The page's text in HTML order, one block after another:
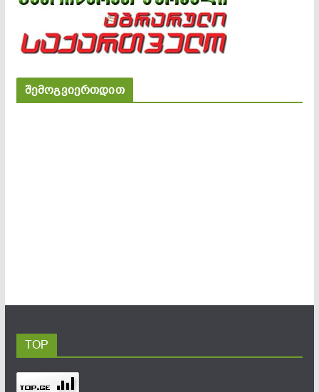
შემოგვიერთდით
TOP